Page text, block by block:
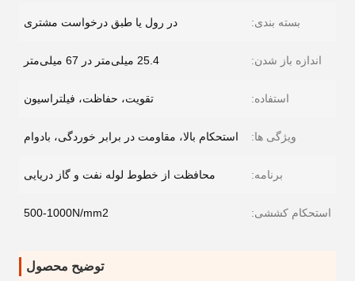
بسته بندی: در رول یا طبق درخواست مشتری
اندازه باز شدن: 25.4 میلی‌متر در 67 میلی‌متر
استفاده: تقویت، حفاظت، فیلتراسیون
ویژگی ها: استحکام بالا، مقاومت در برابر خوردگی، بادوام
برنامه: محافظت از خطوط لوله نفت و گاز دریایی
استحکام کششی: 500-1000N/mm2
توضیح محصول